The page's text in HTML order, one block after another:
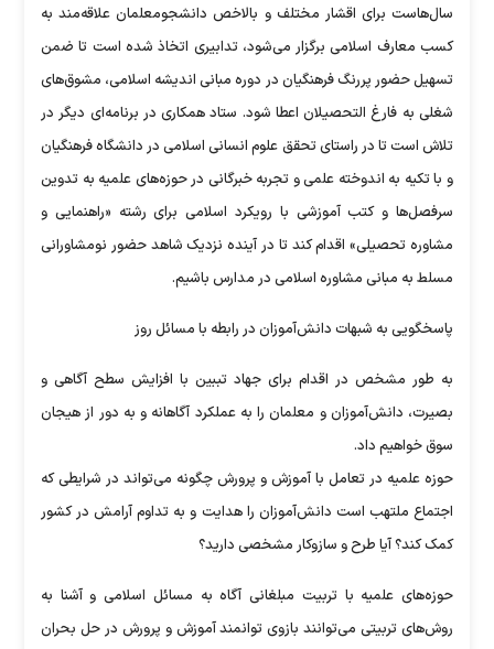
سال‌هاست برای اقشار مختلف و بالاخص دانشجومعلمان علاقه‌مند به
کسب معارف اسلامی برگزار می‌شود، تدابیری اتخاذ شده است تا ضمن
تسهیل حضور پررنگ فرهنگیان در دوره مبانی اندیشه اسلامی، مشوق‌های
شغلی به فارغ التحصیلان اعطا شود. ستاد همکاری در برنامه‌ای دیگر در
تلاش است تا در راستای تحقق علوم انسانی اسلامی در دانشگاه فرهنگیان
و با تکیه به اندوخته علمی و تجربه خبرگانی در حوزه‌های علمیه به تدوین
سرفصل‌ها و کتب آموزشی با رویکرد اسلامی برای رشته «راهنمایی و
مشاوره تحصیلی» اقدام کند تا در آینده نزدیک شاهد حضور نومشاورانی
مسلط به مبانی مشاوره اسلامی در مدارس باشیم.
پاسخگویی به شبهات دانش‌آموزان در رابطه با مسائل روز
به طور مشخص در اقدام برای جهاد تببین با افزایش سطح آگاهی و
بصیرت، دانش‌آموزان و معلمان را به عملکرد آگاهانه و به دور از هیجان
سوق خواهیم داد.
حوزه علمیه در تعامل با آموزش و پرورش چگونه می‌تواند در شرایطی که
اجتماع ملتهب است دانش‌آموزان را هدایت و به تداوم آرامش در کشور
کمک کند؟ آیا طرح و سازوکار مشخصی دارید؟
حوزه‌های علمیه با تربیت مبلغانی آگاه به مسائل اسلامی و آشنا به
روش‌های تربیتی می‌توانند بازوی توانمند آموزش و پرورش در حل بحران